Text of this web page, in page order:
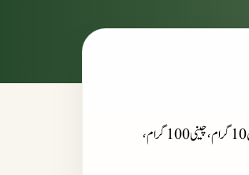
: زعفران 10 گرام، لونگ 10 گرام، جلوتری 10 گرام، عقرقرحا 10 گرام، دارچینی 10 گرام، زنجبیل 10 گرام، چینی 100 گرام،